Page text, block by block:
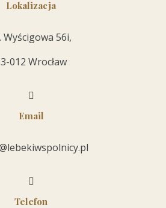
Lokalizacja
Wyścigowa 56i,
012 Wrocław

Email

Telefon